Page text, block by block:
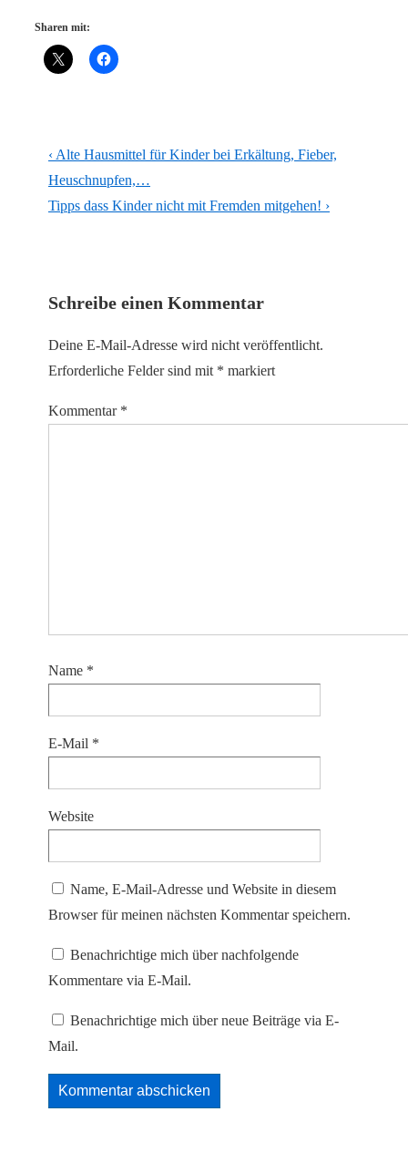
Sharen mit:
Beitragsnavigation
Vorheriger
Beitrag
ist
‹ Alte Hausmittel für Kinder bei Erkältung, Fieber,
Heuschnupfen,…
Nächster
Tipps dass Kinder nicht mit Fremden mitgehen! ›
Schreibe einen Kommentar
Deine E-Mail-Adresse wird nicht veröffentlicht.
Erforderliche Felder sind mit * markiert
Kommentar *
Name *
E-Mail *
Website
Name, E-Mail-Adresse und Website in diesem
Browser für meinen nächsten Kommentar speichern.
Benachrichtige mich über nachfolgende
Kommentare via E-Mail.
Benachrichtige mich über neue Beiträge via E-
Mail.